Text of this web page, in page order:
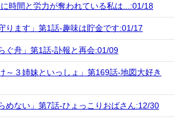
時間と労力が奪われている私は...:01/18
ります」第1話-趣味は貯金です:01/17
ぐ舟」第1話-訃報と再会:01/09
～３姉妹といっしょ」第169話-地図大好き
めない」第7話-ひょっこりおばさん:12/30